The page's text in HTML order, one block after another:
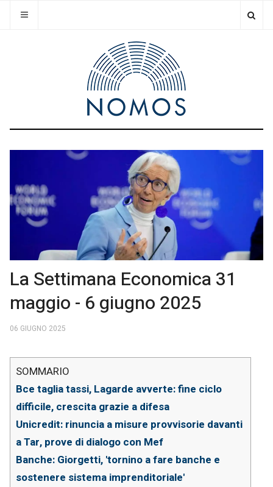
La Settimana Economica 31
maggio - 6 giugno 2025
06 GIUGNO 2025
Bce taglia tassi, Lagarde avverte: fine ciclo
difficile, crescita grazie a difesa
Unicredit: rinuncia a misure provvisorie davanti
a Tar, prove di dialogo con Mef
Banche: Giorgetti, 'tornino a fare banche e
sostenere sistema imprenditoriale'